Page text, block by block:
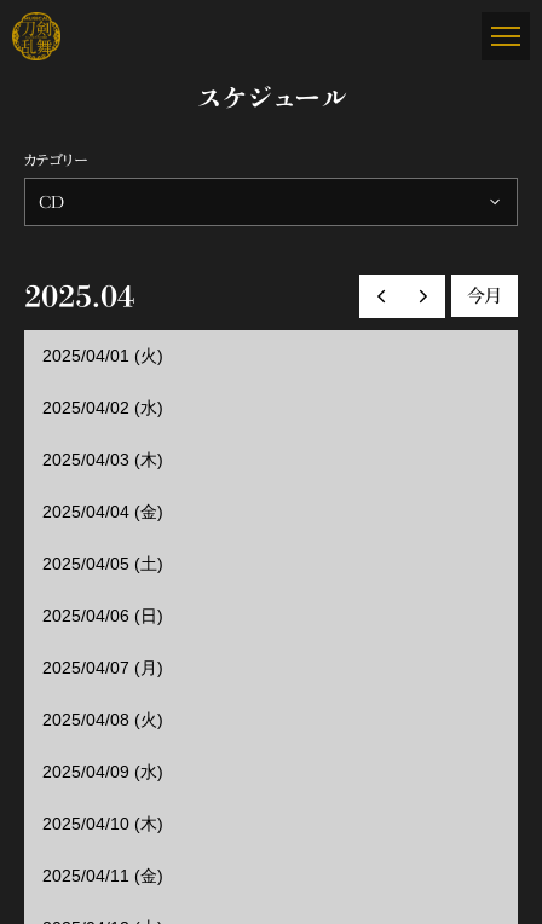
スケジュール
カテゴリー
CD
2025.04
前の月へ次の月へ
今月
2025/04/01 (火)
2025/04/02 (水)
2025/04/03 (木)
2025/04/04 (金)
2025/04/05 (土)
2025/04/06 (日)
2025/04/07 (月)
2025/04/08 (火)
2025/04/09 (水)
2025/04/10 (木)
2025/04/11 (金)